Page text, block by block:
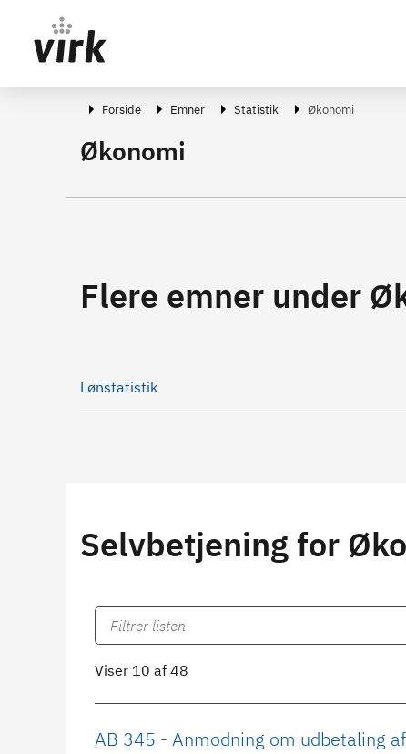
Forside Emner Statistik Økonomi
Økonomi
Flere emner under
Lønstatistik
Selvbetjening for
Viser 10 af 48
AB 345 - Anmodning om udbetaling